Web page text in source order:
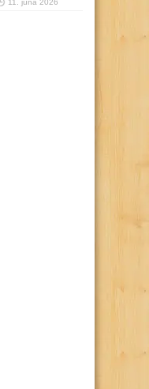
11. júna 2026